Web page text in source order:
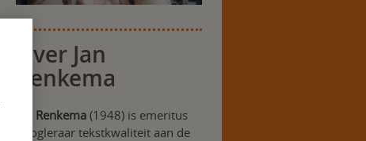
Over Jan
Renkema
Jan Renkema (1948) is emeritus
hoogleraar tekstkwaliteit aan de